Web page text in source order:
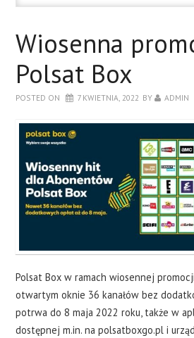
Wiosenna
Polsat Box
POSTED ON 7 KWIETNIA, 2022 BY ADMIN
Polsat Box w ramach wiosennej
otwartym oknie 36 kanałów bez
potrwa do 8 maja 2022 roku, także w
dostępnej m.in. na polsatboxgo.pl i